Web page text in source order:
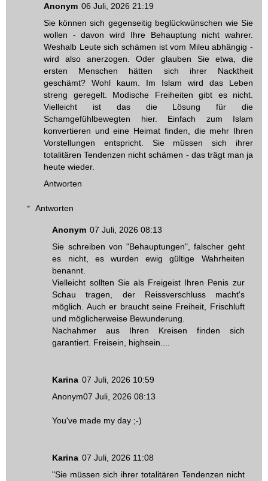
Anonym 06 Juli, 2026 21:19
Sie können sich gegenseitig beglückwünschen wie Sie
wollen - davon wird Ihre Behauptung nicht wahrer.
Weshalb Leute sich schämen ist vom Mileu abhängig -
wird also anerzogen. Oder glauben Sie etwa, die
ersten Menschen hätten sich ihrer Nacktheit
geschämt? Wohl kaum. Im Islam wird das Leben
streng geregelt. Modische Freiheiten gibt es nicht.
Vielleicht ist das die Lösung für die
Schamgefühlbewegten hier. Einfach zum Islam
konvertieren und eine Heimat finden, die mehr Ihren
Vorstellungen entspricht. Sie müssen sich ihrer
totalitären Tendenzen nicht schämen - das trägt man ja
heute wieder.
Antworten
Antworten
Anonym 07 Juli, 2026 08:13
Sie schreiben von "Behauptungen", falscher geht
es nicht, es wurden ewig gültige Wahrheiten
benannt.
Vielleicht sollten Sie als Freigeist Ihren Penis zur
Schau tragen, der Reissverschluss macht's
möglich. Auch er braucht seine Freiheit, Frischluft
und möglicherweise Bewunderung.
Nachahmer aus Ihren Kreisen finden sich
garantiert. Freisein, highsein....
Karina 07 Juli, 2026 10:59
Anonym07 Juli, 2026 08:13
You've made my day ;-)
Karina 07 Juli, 2026 11:08
"Sie müssen sich ihrer totalitären Tendenzen nicht